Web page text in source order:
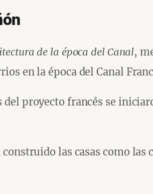
de la época del Canal,
en la época del Canal
proyecto francés se
las casas como